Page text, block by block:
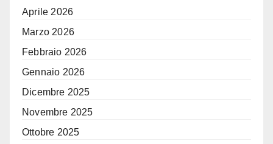
Aprile 2026
Marzo 2026
Febbraio 2026
Gennaio 2026
Dicembre 2025
Novembre 2025
Ottobre 2025